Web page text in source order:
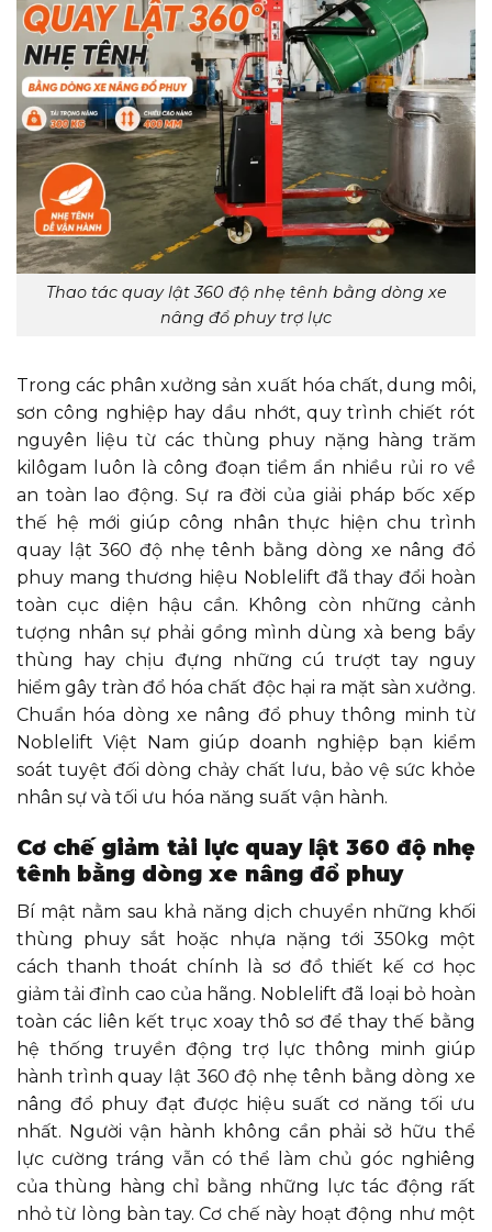
Thao tác quay lật 360 độ nhẹ tênh bằng dòng xe
nâng đổ phuy trợ lực
Trong các phân xưởng sản xuất hóa chất, dung môi,
sơn công nghiệp hay dầu nhớt, quy trình chiết rót
nguyên liệu từ các thùng phuy nặng hàng trăm
kilôgam luôn là công đoạn tiềm ẩn nhiều rủi ro về
an toàn lao động. Sự ra đời của giải pháp bốc xếp
thế hệ mới giúp công nhân thực hiện chu trình
quay lật 360 độ nhẹ tênh bằng dòng xe nâng đổ
phuy mang thương hiệu Noblelift đã thay đổi hoàn
toàn cục diện hậu cần. Không còn những cảnh
tượng nhân sự phải gồng mình dùng xà beng bẩy
thùng hay chịu đựng những cú trượt tay nguy
hiểm gây tràn đổ hóa chất độc hại ra mặt sàn xưởng.
Chuẩn hóa dòng xe nâng đổ phuy thông minh từ
Noblelift Việt Nam giúp doanh nghiệp bạn kiểm
soát tuyệt đối dòng chảy chất lưu, bảo vệ sức khỏe
nhân sự và tối ưu hóa năng suất vận hành.
Cơ chế giảm tải lực quay lật 360 độ nhẹ
tênh bằng dòng xe nâng đổ phuy
Bí mật nằm sau khả năng dịch chuyển những khối
thùng phuy sắt hoặc nhựa nặng tới 350kg một
cách thanh thoát chính là sơ đồ thiết kế cơ học
giảm tải đỉnh cao của hãng. Noblelift đã loại bỏ hoàn
toàn các liên kết trục xoay thô sơ để thay thế bằng
hệ thống truyền động trợ lực thông minh giúp
hành trình quay lật 360 độ nhẹ tênh bằng dòng xe
nâng đổ phuy đạt được hiệu suất cơ năng tối ưu
nhất. Người vận hành không cần phải sở hữu thể
lực cường tráng vẫn có thể làm chủ góc nghiêng
của thùng hàng chỉ bằng những lực tác động rất
nhỏ từ lòng bàn tay. Cơ chế này hoạt động như một